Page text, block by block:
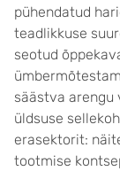
pühendatud
teadlikkuse
seotud
säästva
üldsuse
erasektorit:
tootmise